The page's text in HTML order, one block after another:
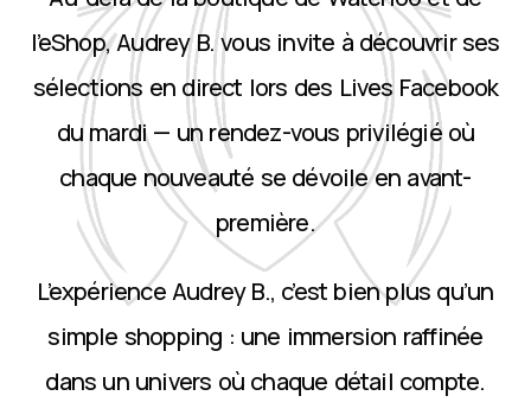
l’eShop, Audrey B. vous invite à découvrir ses
sélections en direct lors des Lives Facebook
du mardi — un rendez-vous privilégié où
chaque nouveauté se dévoile en avant-
première.
L’expérience Audrey B., c’est bien plus qu’un
simple shopping : une immersion raffinée
dans un univers où chaque détail compte.